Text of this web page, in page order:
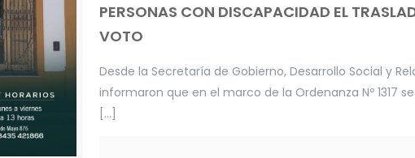
PERSONAS CON DISCAPACIDAD EL
VOTO
Desde la Secretaría de Gobierno, Desarrollo Social y
informaron que en el marco de la Ordenanza Nº 1317
[…]